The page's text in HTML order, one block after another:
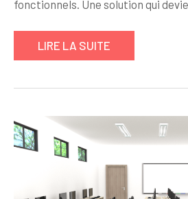
fonctionnels. Une solution qui
LIRE LA SUITE